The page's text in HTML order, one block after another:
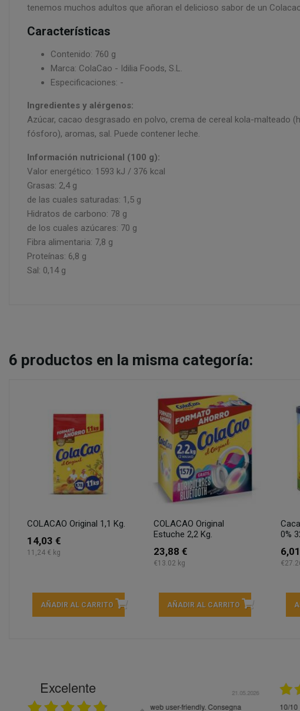
tenemos muchos adultos que añoran el delicioso sabor de un
Características
Contenido: 760 g
Marca: ColaCao - Idilia Foods, S.L.
Especificaciones: -
Ingredientes y alérgenos:
Azúcar, cacao desgrasado en polvo, crema de cereal kola-malteado
fósforo), aromas, sal. Puede contener leche.
Información nutricional (100 g):
Valor energético: 1593 kJ / 376 kcal
Grasas: 2,4 g
de las cuales saturadas: 1,5 g
Hidratos de carbono: 78 g
de los cuales azúcares: 70 g
Fibra alimentaria: 7,8 g
Proteínas: 6,8 g
Sal: 0,14 g
6 productos en la misma categoría:
COLACAO Original 1,1 Kg.
14,03 €
11,24 € kg
AÑADIR AL CARRITO
COLACAO Original
Estuche 2,2 Kg.
23,88 €
€13.02 kg
AÑADIR AL CARRITO
0%
Excelente
En general bien. Un zumo de melocotón